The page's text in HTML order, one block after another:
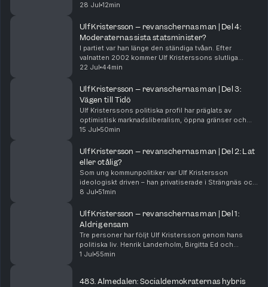
och Tobias har mejlat in tull podden och undrar om
28 Jul 12min
Ulf Kristersson – revanschernas man | Del 4:
Moderaternas sista statsminister?
I partiet var han länge den ständiga tvåan. Efter
valnatten 2002 kommer Ulf Kristerssons slutliga
revansch – han blir statsminister. Men samtidigt som
22 Jul 44min
Ulf Kristersson – revanschernas man | Del 3:
Vägen till Tidö
Ulf Kristerssons politiska profil har präglats av
optimistisk marknadsliberalism, öppna gränser och
progressiv HBTQ-politik. Ändå lär han bli ihågkommen
15 Jul 50min
Ulf Kristersson – revanschernas man | Del 2: Lat
eller otålig?
Som ung kommunpolitiker var Ulf Kristersson
ideologiskt driven – han privatiserade i Strängnäs och
drev hedersfrågan i Stockholm. Tidigt var också med
8 Jul 51min
Ulf Kristersson – revanschernas man | Del 1:
Aldrig ensam
Tre personer har följt Ulf Kristersson genom hans
politiska liv. Henrik Landerholm, Birgitta Ed och
Gunnar Strömmer. Den ena försvann i en skandal, den
1 Jul 55min
483. Almedalen: Socialdemokraternas hybris